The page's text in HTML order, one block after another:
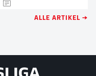
ALLE ARTIKEL →